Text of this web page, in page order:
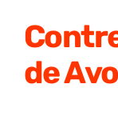
de